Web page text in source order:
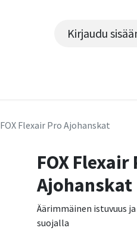
Kirjaudu
FOX Flexair Pro Ajohanskat
FOX Flexair
Ajohanskat
Äärimmäinen istuvuus
suojalla